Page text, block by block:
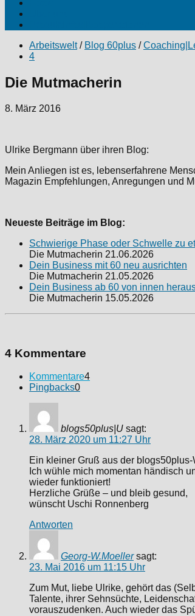
Arbeitswelt / Blog 60plus /
4
Die Mutmacherin
8. März 2016
Ulrike Bergmann über ihren Blog:
Mein Anliegen ist es, lebenserfahrene
Magazin Empfehlungen, Anregungen und
Neueste Beiträge im Blog:
Schwierige Phase oder Schwelle zu
Die Mutmacherin 21.06.2026
Dein Business mit 60 neu ausrichten
Die Mutmacherin 21.05.2026
Dein Business ab 60 von innen
Die Mutmacherin 15.05.2026
4 Kommentare
Kommentare4
Pingbacks0
blogs50plus|U sagt:
28. März 2020 um 11:27 Uhr
Ein kleiner Gruß aus der blogs50plus-
Ich wühle mich momentan händisch
wieder funktioniert!
Herzliche Grüße – und bleib gesund,
wünscht Uschi Ronnenberg
Antworten
Georg-W.Moeller sagt:
23. Mai 2016 um 11:15 Uhr
Zum Mut, liebe Ulrike, gehört das
Talente, ihrer Sehnsüchte,
vorauszudenken. Auch wieder das